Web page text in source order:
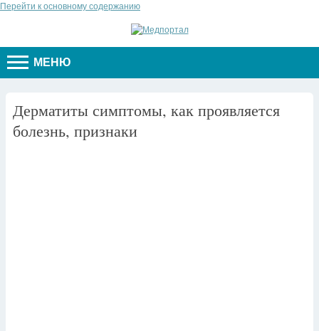
Перейти к основному содержанию
МЕНЮ
Дерматиты симптомы, как проявляется
болезнь, признаки